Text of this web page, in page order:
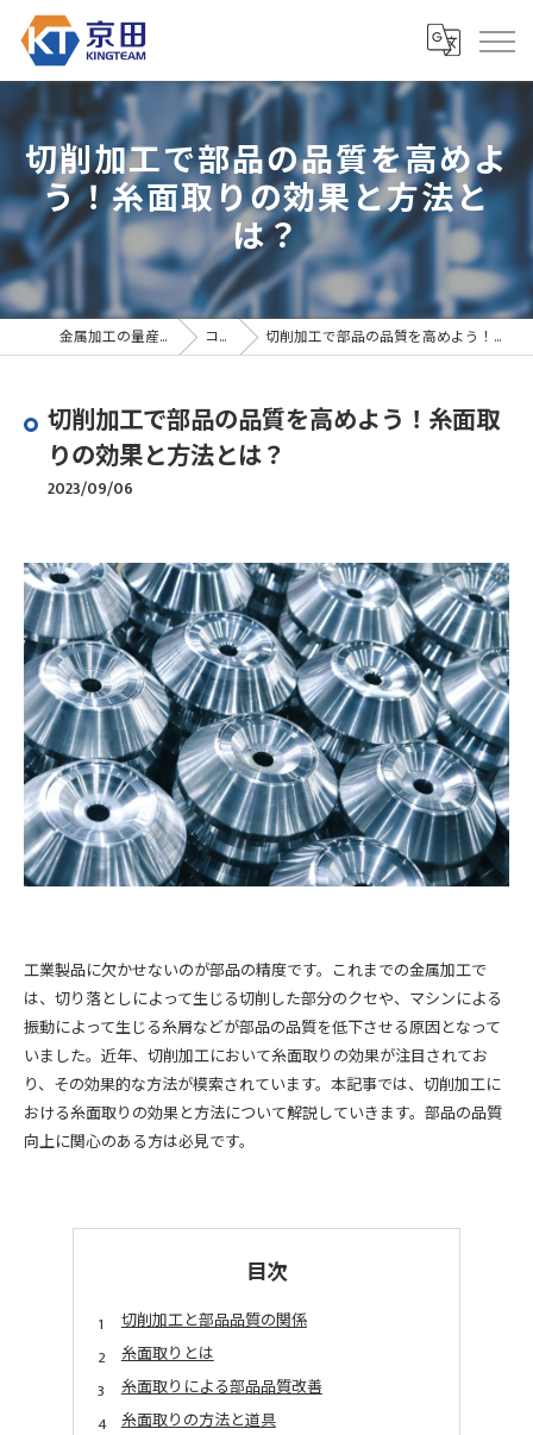
切削加工で部品の品質を高めよ
う！糸面取りの効果と方法と
は？
金属加工の量産なら京田精密 コラム 切削加工で部品の品質を高めよう！糸面取りの効果と方法とは？
切削加工で部品の品質を高めよう！糸面取
りの効果と方法とは？
2023/09/06
工業製品に欠かせないのが部品の精度です。これまでの金属加工で
は、切り落としによって生じる切削した部分のクセや、マシンによる
振動によって生じる糸屑などが部品の品質を低下させる原因となって
いました。近年、切削加工において糸面取りの効果が注目されてお
り、その効果的な方法が模索されています。本記事では、切削加工に
おける糸面取りの効果と方法について解説していきます。部品の品質
向上に関心のある方は必見です。
目次
切削加工と部品品質の関係
糸面取りとは
糸面取りによる部品品質改善
糸面取りの方法と道具